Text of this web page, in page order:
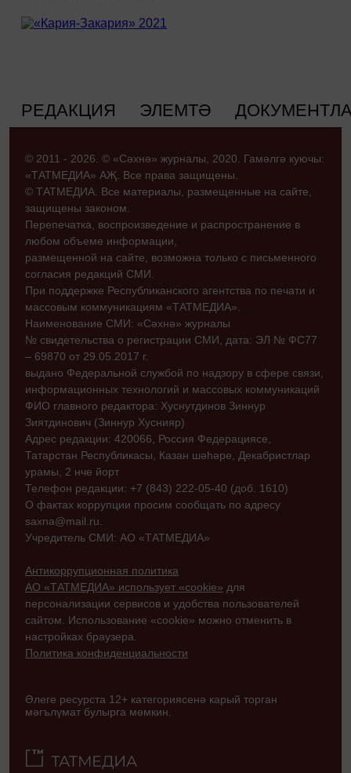
РЕДАКЦИЯ ЭЛЕМТӘ
© 2011 - 2026. © «Сәхнә» журналы, 2020. Гамәлгә куючы:
«ТАТМЕДИА» АҖ. Все права защищены.
© ТАТМЕДИА. Все материалы, размещенные на сайте,
защищены законом.
Перепечатка, воспроизведение и распространение в
любом объеме информации,
размещенной на сайте, возможна только с письменного
согласия редакций СМИ.
При поддержке Республиканского агентства по печати и
массовым коммуникациям «ТАТМЕДИА».
Наименование СМИ: «Сәхнә» журналы
№ свидетельства о регистрации СМИ, дата: ЭЛ № ФС77
– 69870 от 29.05.2017 г.
выдано Федеральной службой по надзору в сфере связи,
информационных технологий и массовых коммуникаций
ФИО главного редактора: Хуснутдинов Зиннур
Зиятдинович (Зиннур Хуснияр)
Адрес редакции: 420066, Россия Федерациясе,
Татарстан Республикасы, Казан шәһәре, Декабристлар
урамы, 2 нче йорт
Телефон редакции: +7 (843) 222-05-40 (доб. 1610)
О фактах коррупции просим сообщать по адресу
saxna@mail.ru.
Учредитель СМИ: АО «ТАТМЕДИА»
Антикоррупционная политика
АО «ТАТМЕДИА» использует «cookie» для
персонализации сервисов и удобства пользователей
сайтом. Использование «cookie» можно отменить в
настройках браузера.
Политика конфиденциальности
Әлеге ресурста 12+ категориясенә карый торган
мәгълүмат булырга мөмкин.